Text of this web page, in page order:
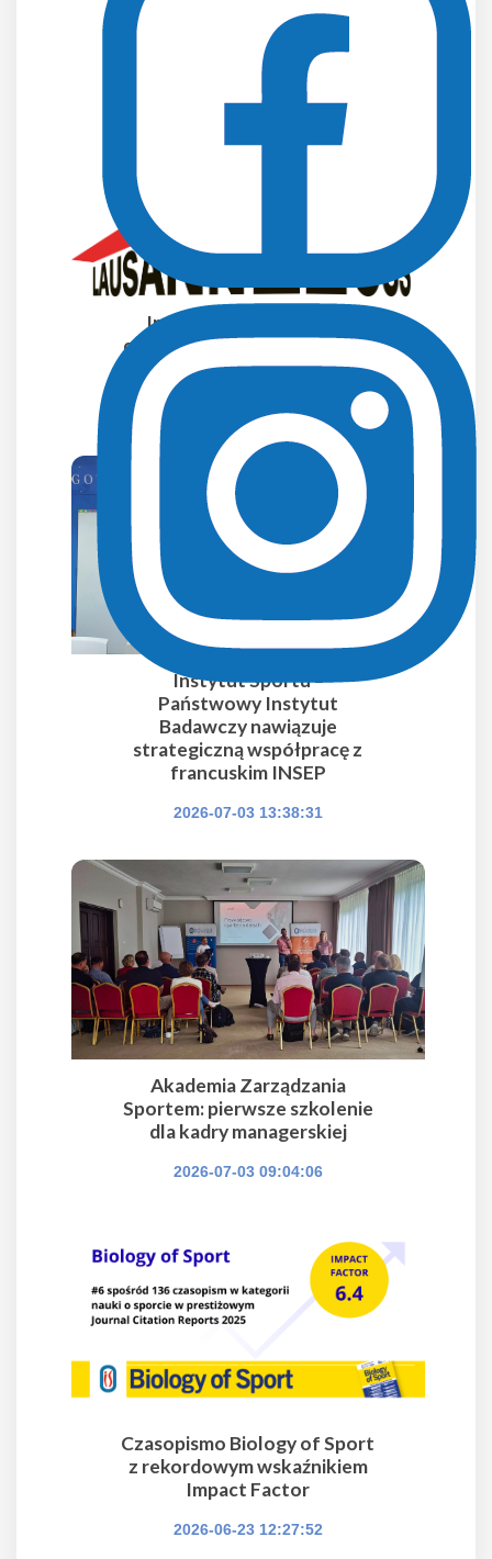
mistrzostwami świata w
Poznaniu
2026-07-23 13:37:01
Instytut Sportu – PIB w
centrum europejskiej debaty
naukowej o sporcie
2026-07-15 17:11:47
Instytut Sportu –
Państwowy Instytut
Badawczy nawiązuje
strategiczną współpracę z
francuskim INSEP
2026-07-03 13:38:31
Akademia Zarządzania
Sportem: pierwsze szkolenie
dla kadry managerskiej
2026-07-03 09:04:06
Czasopismo Biology of Sport
z rekordowym wskaźnikiem
Impact Factor
2026-06-23 12:27:52